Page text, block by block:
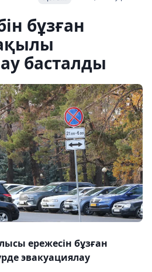
бұзған
басталды
ережесін бұзған
эвакуациялау